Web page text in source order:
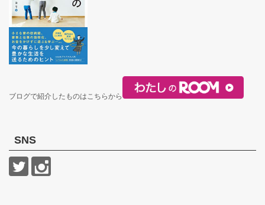
ブログで紹介したものはこちらから
SNS